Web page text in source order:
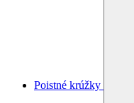
Poistné krúžky